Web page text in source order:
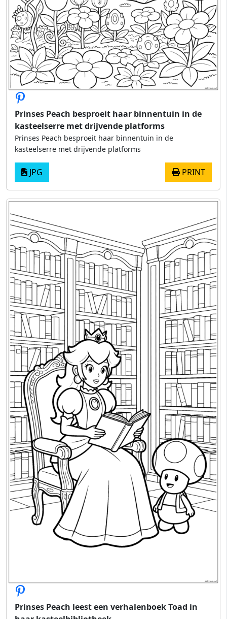
Prinses Peach besproeit haar binnentuin in de
kasteelserre met drijvende platforms
Prinses Peach besproeit haar binnentuin in de
kasteelserre met drijvende platforms
JPG PRINT
Prinses Peach leest een verhalenboek Toad in